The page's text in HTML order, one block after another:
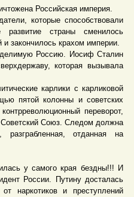
Российская империя.
которые способствовали
страны сменилось
закончилось крахом империи.
Россию. Иосиф Сталин
которая вызывала
карлики с карликовой
пятой колонны и советских
переворот,
Союз. Следом должна
отданная на
у самого края бездны!!! И
России. Путину досталась
наркотиков и преступлений